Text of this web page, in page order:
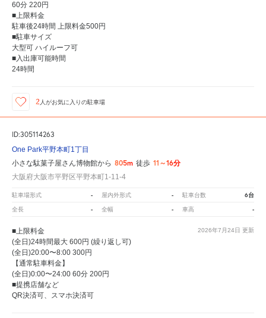
60分 220円
■上限料金
駐車後24時間 上限料金500円
■駐車サイズ
大型可 ハイルーフ可
■入出庫可能時間
24時間
2 人がお気に入りの駐車場
ID:305114263
One Park平野本町1丁目
小さな駄菓子屋さん博物館から 805m 徒歩 11～16分
大阪府大阪市平野区平野本町1-11-4
駐車場形式 - 屋内外形式 - 駐車台数 6台
全長 - 全幅 - 車高 -
2026年7月24日 更新
■上限料金
(全日)24時間最大 600円 (繰り返し可)
(全日)20:00〜8:00 300円
【通常駐車料金】
(全日)0:00〜24:00 60分 200円
■提携店舗など
QR決済可、スマホ決済可